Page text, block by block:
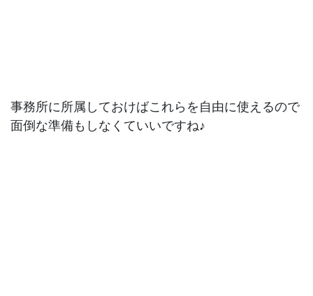
事務所に所属しておけばこれらを自由に使えるので
面倒な準備もしなくていいですね♪